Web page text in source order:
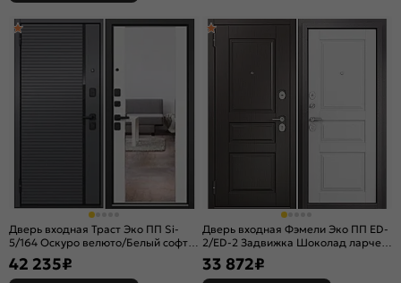
Дверь входная Траст Эко ПП Si-
5/164 Оскуро велюто/Белый софт, с
зеркалом, 2 замка
42 235₽
Дверь входная Фэмели Эко ПП ED-
2/ED-2 Задвижка Шоколад ларче/
Дуб белый матовый, 2 замка, с
ночной задвижкой
33 872₽